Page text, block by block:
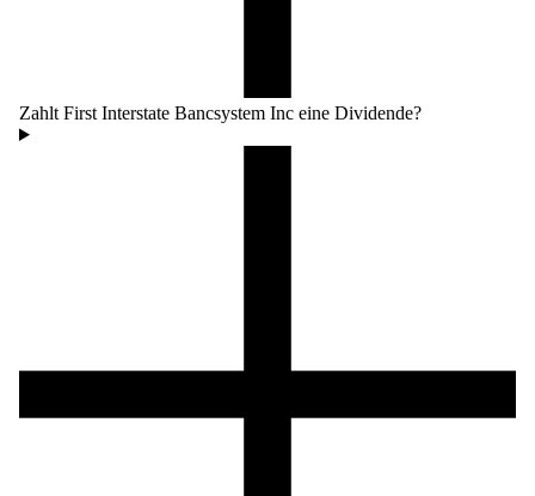
Zahlt First Interstate Bancsystem Inc eine Dividende?